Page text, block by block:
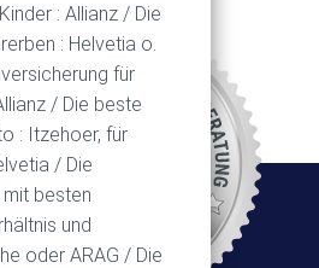
: Allianz / Die
: Helvetia o.
für
/ Die beste
: Itzehoer, für
/ Die
besten
und
oder ARAG / Die